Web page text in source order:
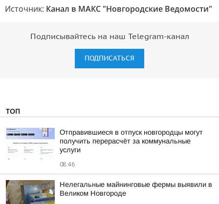
Источник: Канал в МАКС "Новгородские Ведомости"
Подписывайтесь на наш Telegram-канал
ПОДПИСАТЬСЯ
ТОП
Отправившиеся в отпуск новгородцы могут
получить перерасчёт за коммунальные
услуги
08:46
Нелегальные майнинговые фермы выявили в
Великом Новгороде